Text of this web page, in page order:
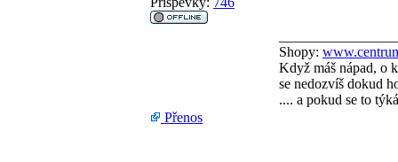
Shopy:
Když máš nápad, o
se nedozvíš dokud
.... a pokud se to
Přenos